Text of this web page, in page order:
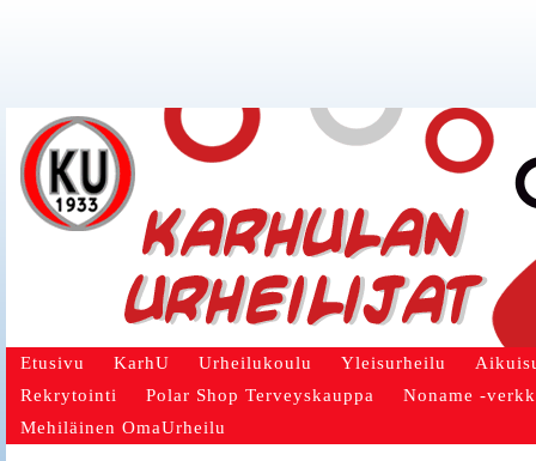
Etusivu KarhU Urheilukoulu Yleisurheilu
Rekrytointi
Polar Shop Terveyskauppa
Noname -
Mehiläinen OmaUrheilu